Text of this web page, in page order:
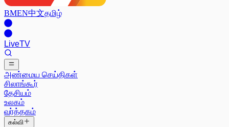
BMEN中文தமிழ்
LiveTV
அண்மைய செய்திகள்
சிலாங்கூர்
தேசியம்
உலகம்
வர்த்தகம்
கல்வி